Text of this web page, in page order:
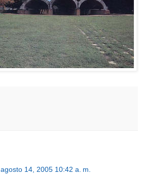
agosto 14, 2005 10:42 a. m.